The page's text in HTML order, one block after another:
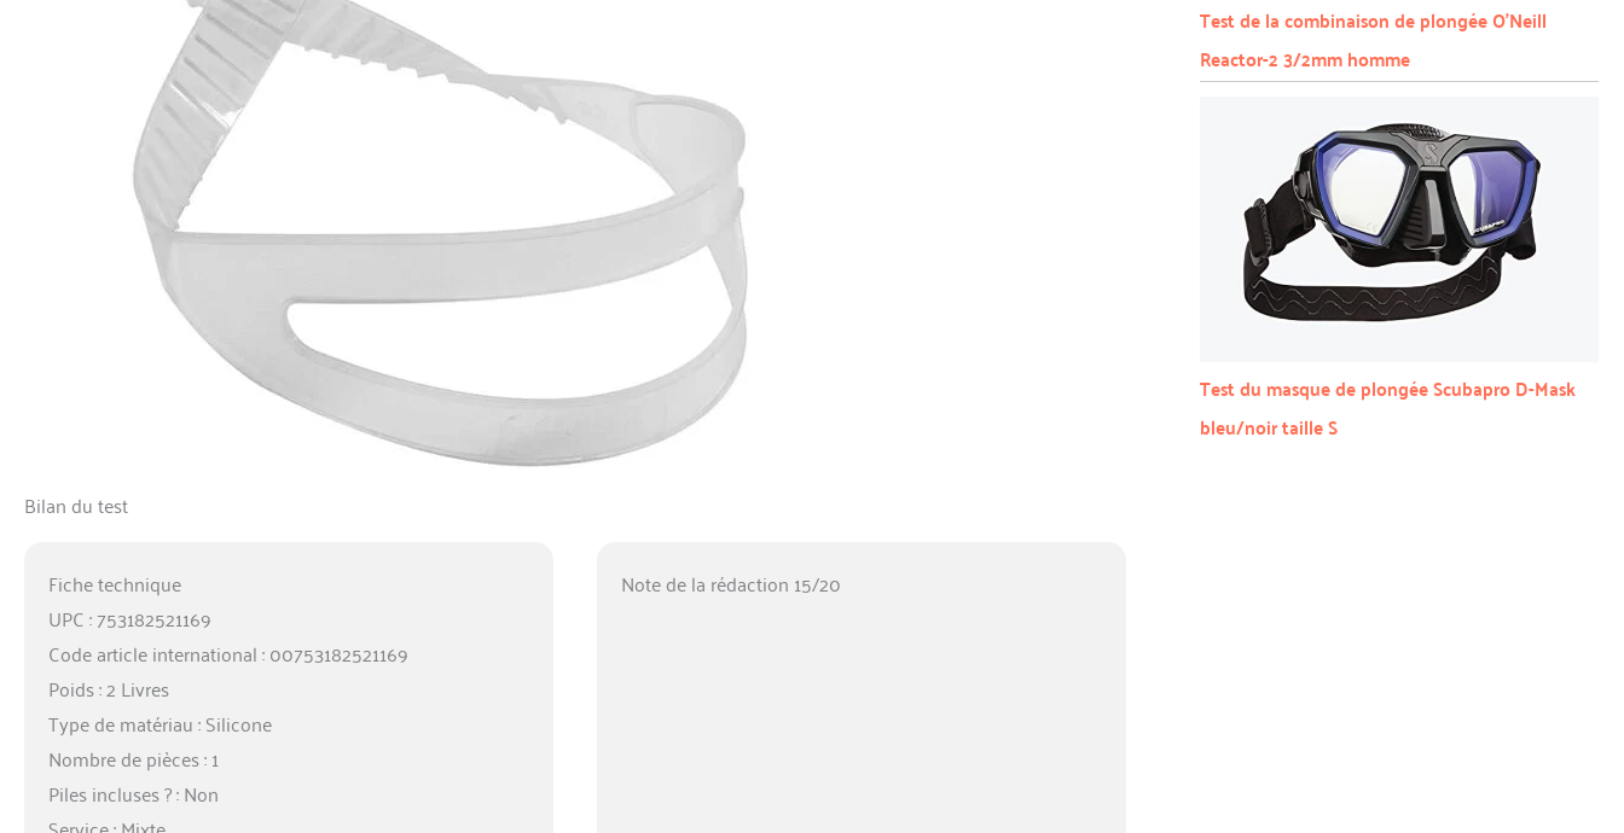
Bilan du test
Fiche technique
UPC : 753182521169
Code article international : 00753182521169
Poids : 2 Livres
Type de matériau : Silicone
Nombre de pièces : 1
Piles incluses ? : Non
Note de la rédaction 15/20
Test de la combinaison de plongée O’Neill
Reactor-2 3/2mm homme
Test du masque de plongée Scubapro D-Mask
bleu/noir taille S